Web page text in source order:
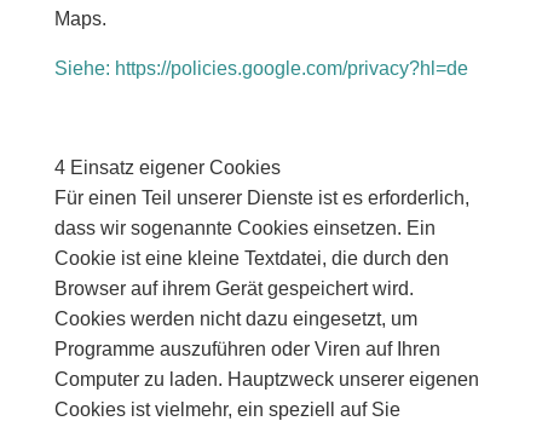
Maps.
Siehe: https://policies.google.com/privacy?hl=de
4 Einsatz eigener Cookies
Für einen Teil unserer Dienste ist es erforderlich,
dass wir sogenannte Cookies einsetzen. Ein
Cookie ist eine kleine Textdatei, die durch den
Browser auf ihrem Gerät gespeichert wird.
Cookies werden nicht dazu eingesetzt, um
Programme auszuführen oder Viren auf Ihren
Computer zu laden. Hauptzweck unserer eigenen
Cookies ist vielmehr, ein speziell auf Sie